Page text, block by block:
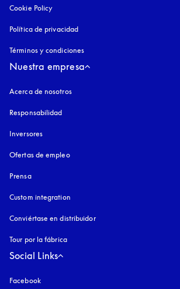
Cookie Policy
Política de privacidad
Términos y condiciones
Nuestra empresa
Acerca de nosotros
Responsabilidad
Inversores
Ofertas de empleo
Prensa
Custom integration
Conviértase en distribuidor
Tour por la fábrica
Social Links
Facebook